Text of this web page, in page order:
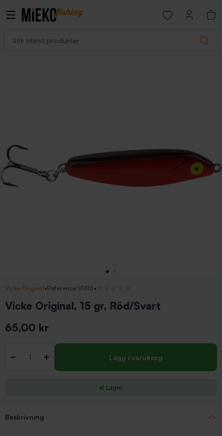
Search
Open favorites
Vicke Original•Reference V1510•
Vicke Original, 15 gr, Röd/Svart
65,00 kr
- + Lägg i varukorg
I Lager
Beskrivning